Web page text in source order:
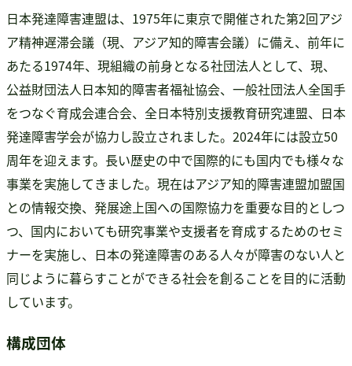
日本発達障害連盟は、1975年に東京で開催された第2回アジ
ア精神遅滞会議（現、アジア知的障害会議）に備え、前年に
あたる1974年、現組織の前身となる社団法人として、現、
公益財団法人日本知的障害者福祉協会、一般社団法人全国手
をつなぐ育成会連合会、全日本特別支援教育研究連盟、日本
発達障害学会が協力し設立されました。2024年には設立50
周年を迎えます。長い歴史の中で国際的にも国内でも様々な
事業を実施してきました。現在はアジア知的障害連盟加盟国
との情報交換、発展途上国への国際協力を重要な目的としつ
つ、国内においても研究事業や支援者を育成するためのセミ
ナーを実施し、日本の発達障害のある人々が障害のない人と
同じように暮らすことができる社会を創ることを目的に活動
しています。
構成団体
アクセス
関連団体
国際事業
アジア知的障害連盟
途上国支援
国内事業
啓発事業
調査・研究事業
セミナー情報
書籍・DVD販売
書籍・DVD販売
おすすめ書籍
支援のお願い
寄附